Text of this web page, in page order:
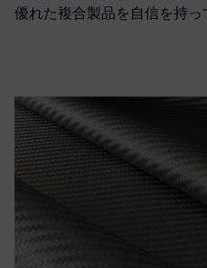
優れた複合製品を自信を持っ